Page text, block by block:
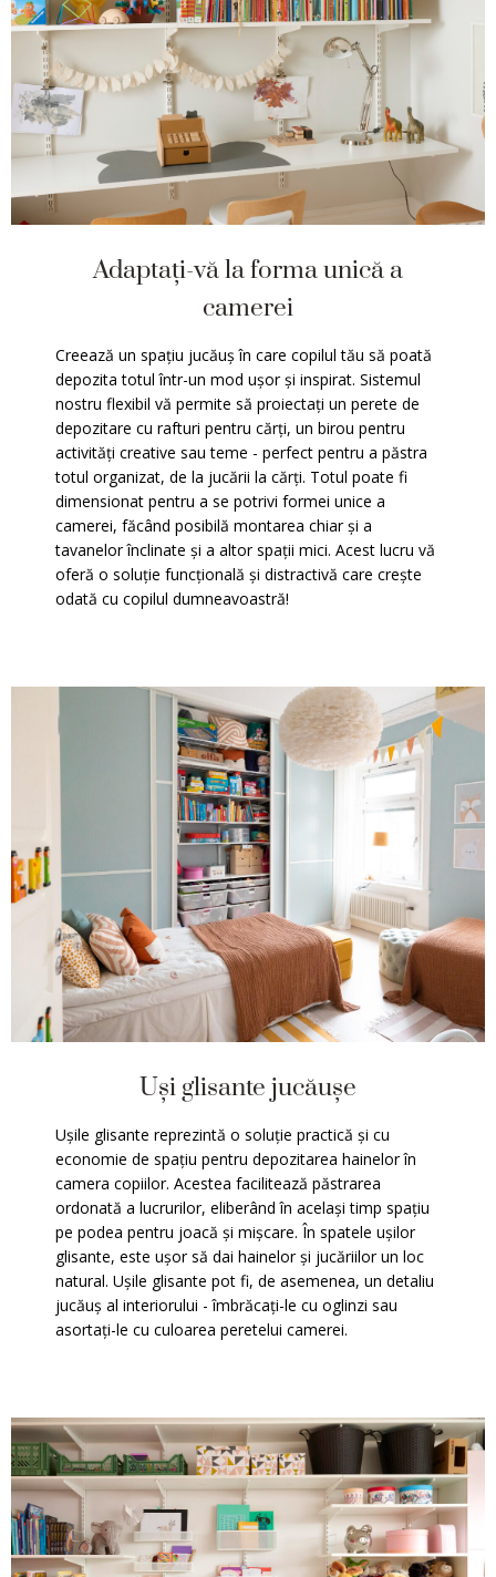
Adaptați-vă la forma unică a
camerei
Creează un spațiu jucăuș în care copilul tău să poată
depozita totul într-un mod ușor și inspirat. Sistemul
nostru flexibil vă permite să proiectați un perete de
depozitare cu rafturi pentru cărți, un birou pentru
activități creative sau teme - perfect pentru a păstra
totul organizat, de la jucării la cărți. Totul poate fi
dimensionat pentru a se potrivi formei unice a
camerei, făcând posibilă montarea chiar și a
tavanelor înclinate și a altor spații mici. Acest lucru vă
oferă o soluție funcțională și distractivă care crește
odată cu copilul dumneavoastră!
Uși glisante jucăușe
Ușile glisante reprezintă o soluție practică și cu
economie de spațiu pentru depozitarea hainelor în
camera copiilor. Acestea facilitează păstrarea
ordonată a lucrurilor, eliberând în același timp spațiu
pe podea pentru joacă și mișcare. În spatele ușilor
glisante, este ușor să dai hainelor și jucăriilor un loc
natural. Ușile glisante pot fi, de asemenea, un detaliu
jucăuș al interiorului - îmbrăcați-le cu oglinzi sau
asortați-le cu culoarea peretelui camerei.